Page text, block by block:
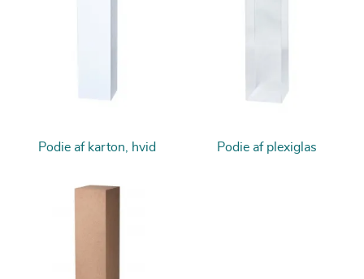
Podie af karton, hvid Podie af plexiglas